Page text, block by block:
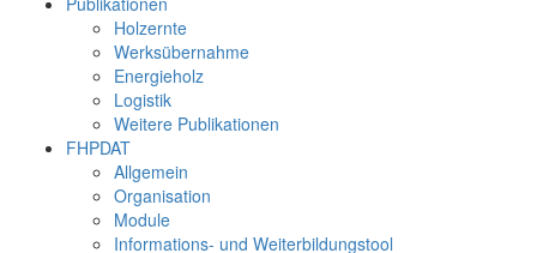
Holzernte
Werksübernahme
Energieholz
Logistik
Weitere Publikationen
FHPDAT
Allgemein
Organisation
Module
Informations- und Weiterbildungstool